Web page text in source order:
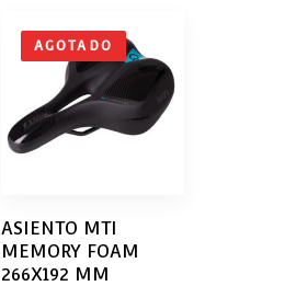
AGOTADO
ASIENTO MTI
MEMORY FOAM
266X192 MM